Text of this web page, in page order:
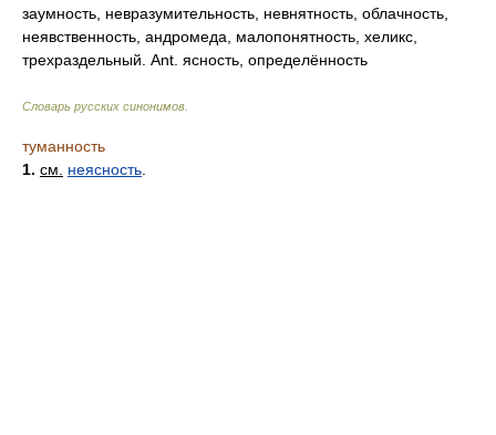
заумность, невразумительность, невнятность, облачность,
неявственность, андромеда, малопонятность, хеликс,
трехраздельный. Ant. ясность, определённость
Словарь русских синонимов
туманность
1. см. неясность